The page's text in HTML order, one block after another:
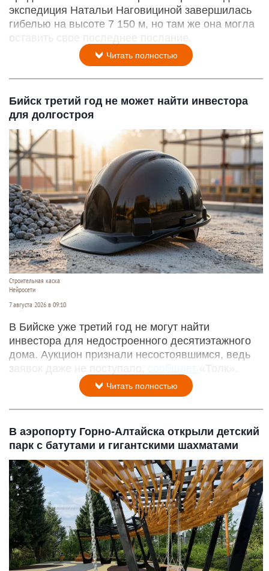
экспедиция Натальи Наговициной завершилась
гибелью на высоте 7 150 м, но там же она могла
оставить свое последнее послание.
Читать полностью
Бийск третий год не может найти инвестора
для долгостроя
Строительная каска
Нейросети
7 августа 2026 в 09:10
В Бийске уже третий год не могут найти
инвестора для недостроенного десятиэтажного
дома. Аукцион признали несостоявшимся, ведь
заявок даже не поступало,
сообщает «Толк».
Читать полностью
В аэропорту Горно-Алтайска открыли детский
парк с батутами и гигантскими шахматами